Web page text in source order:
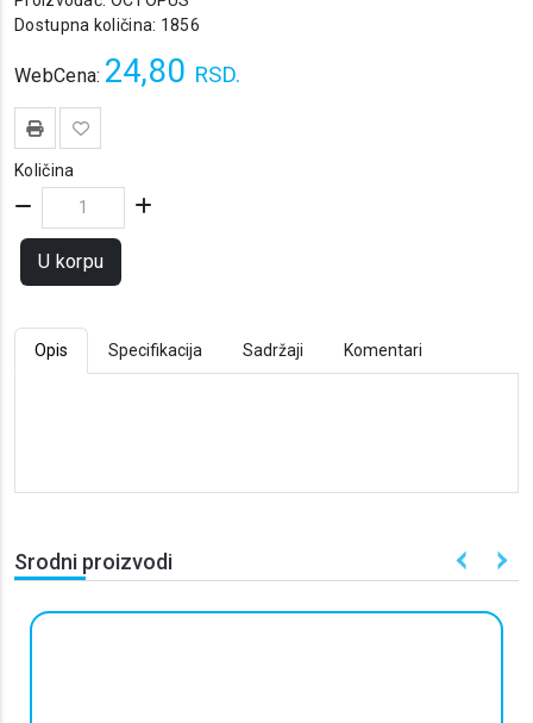
Dostupna količina: 1856
WebCena: 24,80 RSD.
Količina
U korpu
Opis Specifikacija Sadržaji Komentari
Srodni proizvodi